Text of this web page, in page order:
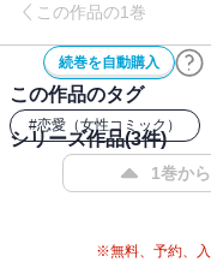
この作品の1巻
続巻を自動購入
この作品のタグ
#恋愛（女性コミック）
シリーズ作品(3件)
1巻から
※無料、予約、入